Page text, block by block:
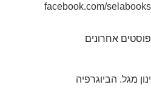
facebook.com/selabooks
פוסטים אחרונים
ינון מגל. הביוגרפיה